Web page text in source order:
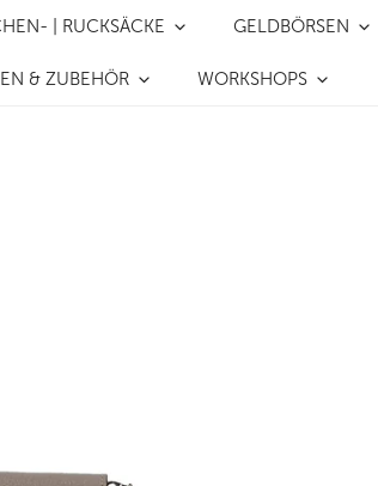
| RUCKSÄCKE GELDBÖRSEN
& ZUBEHÖR WORKSHOPS